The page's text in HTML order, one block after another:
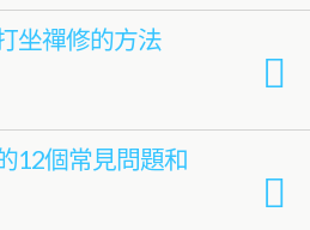
坐禪修的方法
12個常見問題和